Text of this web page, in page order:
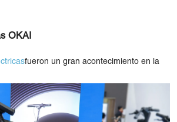
OKAI
fueron un gran acontecimiento en la